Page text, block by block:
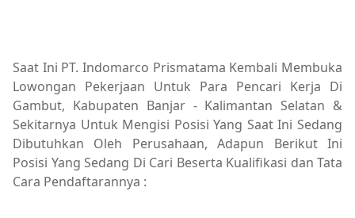
Saat Ini PT. Indomarco Prismatama Kembali Membuka
Lowongan Pekerjaan Untuk Para Pencari Kerja Di
Gambut, Kabupaten Banjar - Kalimantan Selatan &
Sekitarnya Untuk Mengisi Posisi Yang Saat Ini Sedang
Dibutuhkan Oleh Perusahaan, Adapun Berikut Ini
Posisi Yang Sedang Di Cari Beserta Kualifikasi dan Tata
Cara Pendaftarannya :